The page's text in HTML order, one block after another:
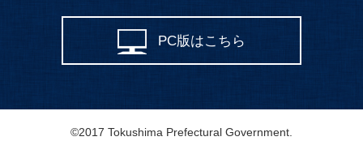
PC版はこちら
©2017 Tokushima Prefectural Government.